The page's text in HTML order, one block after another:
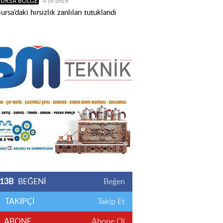
hırsızlık zanlıları tutuklandı
13B BEĞENİ Beğen
TAKİPÇİ Takip Et